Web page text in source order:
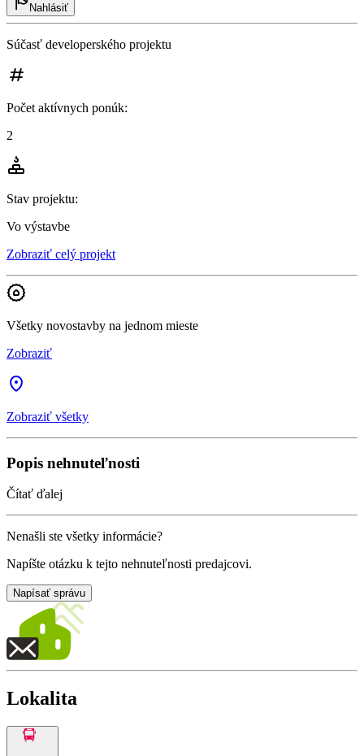
Nahlásiť
Súčasť developerského projektu
Počet aktívnych ponúk:
2
Stav projektu:
Vo výstavbe
Zobraziť celý projekt
Všetky novostavby na jednom mieste
Zobraziť
Zobraziť všetky
Popis nehnuteľnosti
Čítať ďalej
Nenašli ste všetky informácie?
Napíšte otázku k tejto nehnuteľnosti predajcovi.
Napísať správu
Lokalita